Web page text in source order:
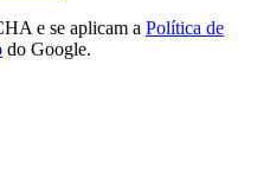
e se aplicam a Política de
do Google.